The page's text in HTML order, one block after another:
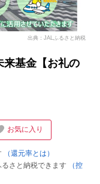
出典：JALふるさと納税
来基金【お礼の
お気に入り
（還元率とは）
さと納税できます
（控